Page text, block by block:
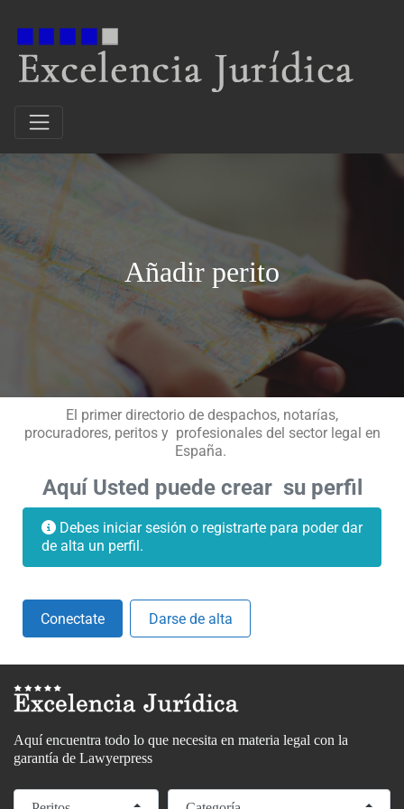
Añadir perito
El primer directorio de despachos, notarías,
procuradores, peritos y profesionales del sector legal en
España.
Aquí Usted puede crear su perfil
Debes iniciar sesión o registrarte para poder dar
de alta un perfil.
Conectate Darse de alta
Aquí encuentra todo lo que necesita en materia legal con la
garantía de Lawyerpress
Seleccionar el formulario de búsqueda
Categoría